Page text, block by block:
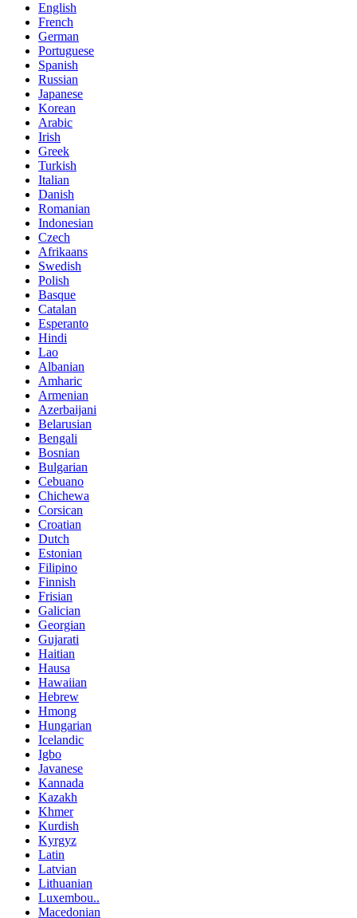
English
French
German
Portuguese
Spanish
Russian
Japanese
Korean
Arabic
Irish
Greek
Turkish
Italian
Danish
Romanian
Indonesian
Czech
Afrikaans
Swedish
Polish
Basque
Catalan
Esperanto
Hindi
Lao
Albanian
Amharic
Armenian
Azerbaijani
Belarusian
Bengali
Bosnian
Bulgarian
Cebuano
Chichewa
Corsican
Croatian
Dutch
Estonian
Filipino
Finnish
Frisian
Galician
Georgian
Gujarati
Haitian
Hausa
Hawaiian
Hebrew
Hmong
Hungarian
Icelandic
Igbo
Javanese
Kannada
Kazakh
Khmer
Kurdish
Kyrgyz
Latin
Latvian
Lithuanian
Luxembou..
Macedonian